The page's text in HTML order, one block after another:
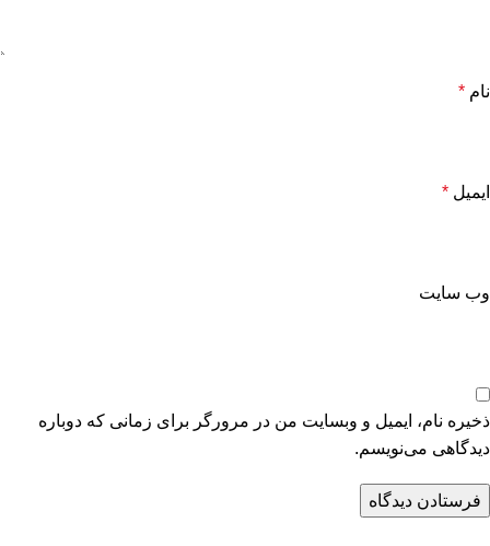
نام *
ایمیل *
وب‌ سایت
ذخیره نام، ایمیل و وبسایت من در مرورگر برای زمانی که دوباره
دیدگاهی می‌نویسم.